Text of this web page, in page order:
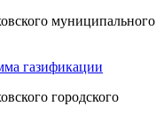
муниципального
газификации
городского